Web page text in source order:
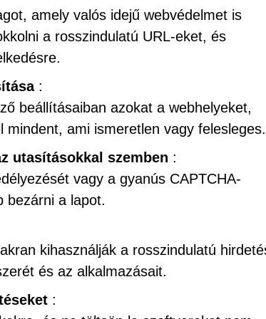
amely valós idejű webvédelmet is
a rosszindulatú URL-eket, és
:
beállításaiban azokat a webhelyeket,
ami ismeretlen vagy felesleges.
utasításokkal szemben :
vagy a gyanús CAPTCHA-
bezárni a lapot.
kihasználják a rosszindulatú
és az alkalmazásait.
: